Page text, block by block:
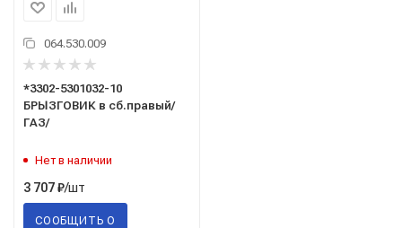
064.530.009
*3302-5301032-10
БРЫЗГОВИК в сб.правый/
ГАЗ/
Нет в наличии
3 707₽/шт
СООБЩИТЬ О